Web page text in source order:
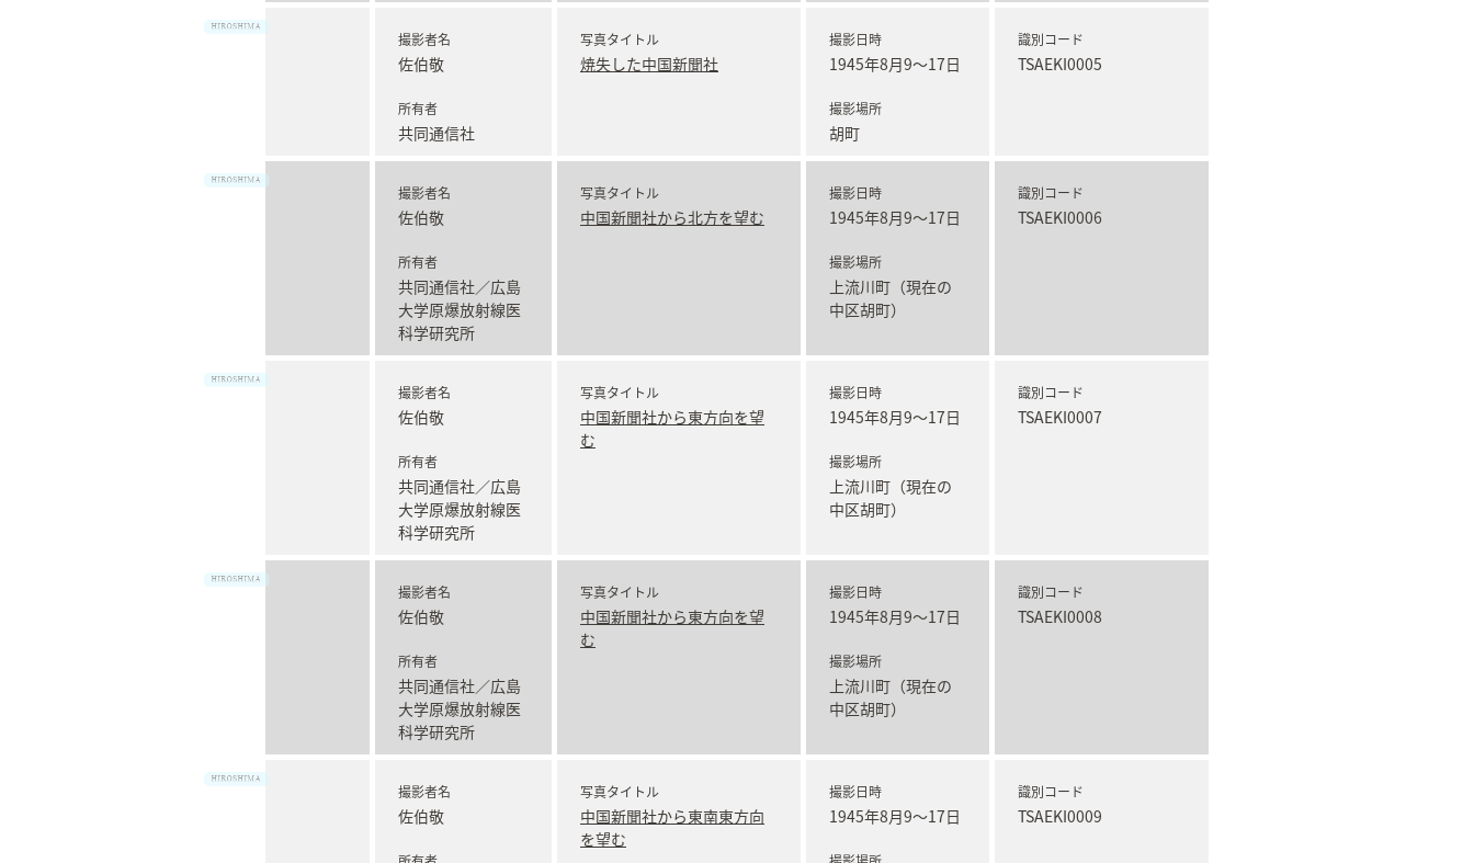
撮影者名
佐伯敬
所有者
共同通信社
写真タイトル
焼失した中国新聞社
撮影日時
1945年8月9～17日
撮影場所
胡町
識別コード
TSAEKI0005
撮影者名
佐伯敬
所有者
共同通信社／広島
大学原爆放射線医
科学研究所
写真タイトル
中国新聞社から北方を望む
撮影日時
1945年8月9～17日
撮影場所
上流川町（現在の
中区胡町）
識別コード
TSAEKI0006
撮影者名
佐伯敬
所有者
共同通信社／広島
大学原爆放射線医
科学研究所
写真タイトル
中国新聞社から東方向を望
む
撮影日時
1945年8月9～17日
撮影場所
上流川町（現在の
中区胡町）
識別コード
TSAEKI0007
撮影者名
佐伯敬
所有者
共同通信社／広島
大学原爆放射線医
科学研究所
写真タイトル
中国新聞社から東方向を望
む
撮影日時
1945年8月9～17日
撮影場所
上流川町（現在の
中区胡町）
識別コード
TSAEKI0008
撮影者名
佐伯敬
写真タイトル
中国新聞社から東南東方向
を望む
撮影日時
1945年8月9～17日
識別コード
TSAEKI0009